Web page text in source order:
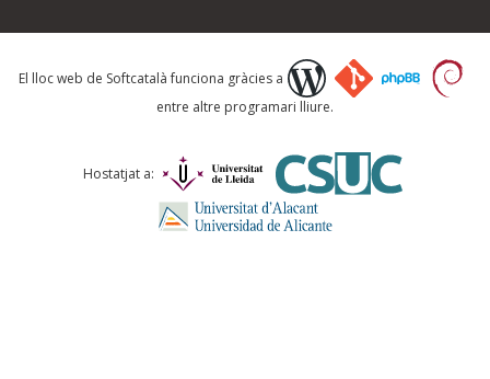
Què proposeu?
Comentari *
El lloc web de Softcatalà funciona gràcies a
entre altre programari lliure.
Hostatjat a: